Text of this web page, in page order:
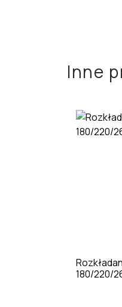
Inne
180/220/